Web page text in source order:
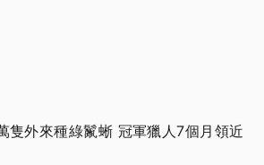
隻外來種綠鬣蜥 冠軍獵人7個月領近